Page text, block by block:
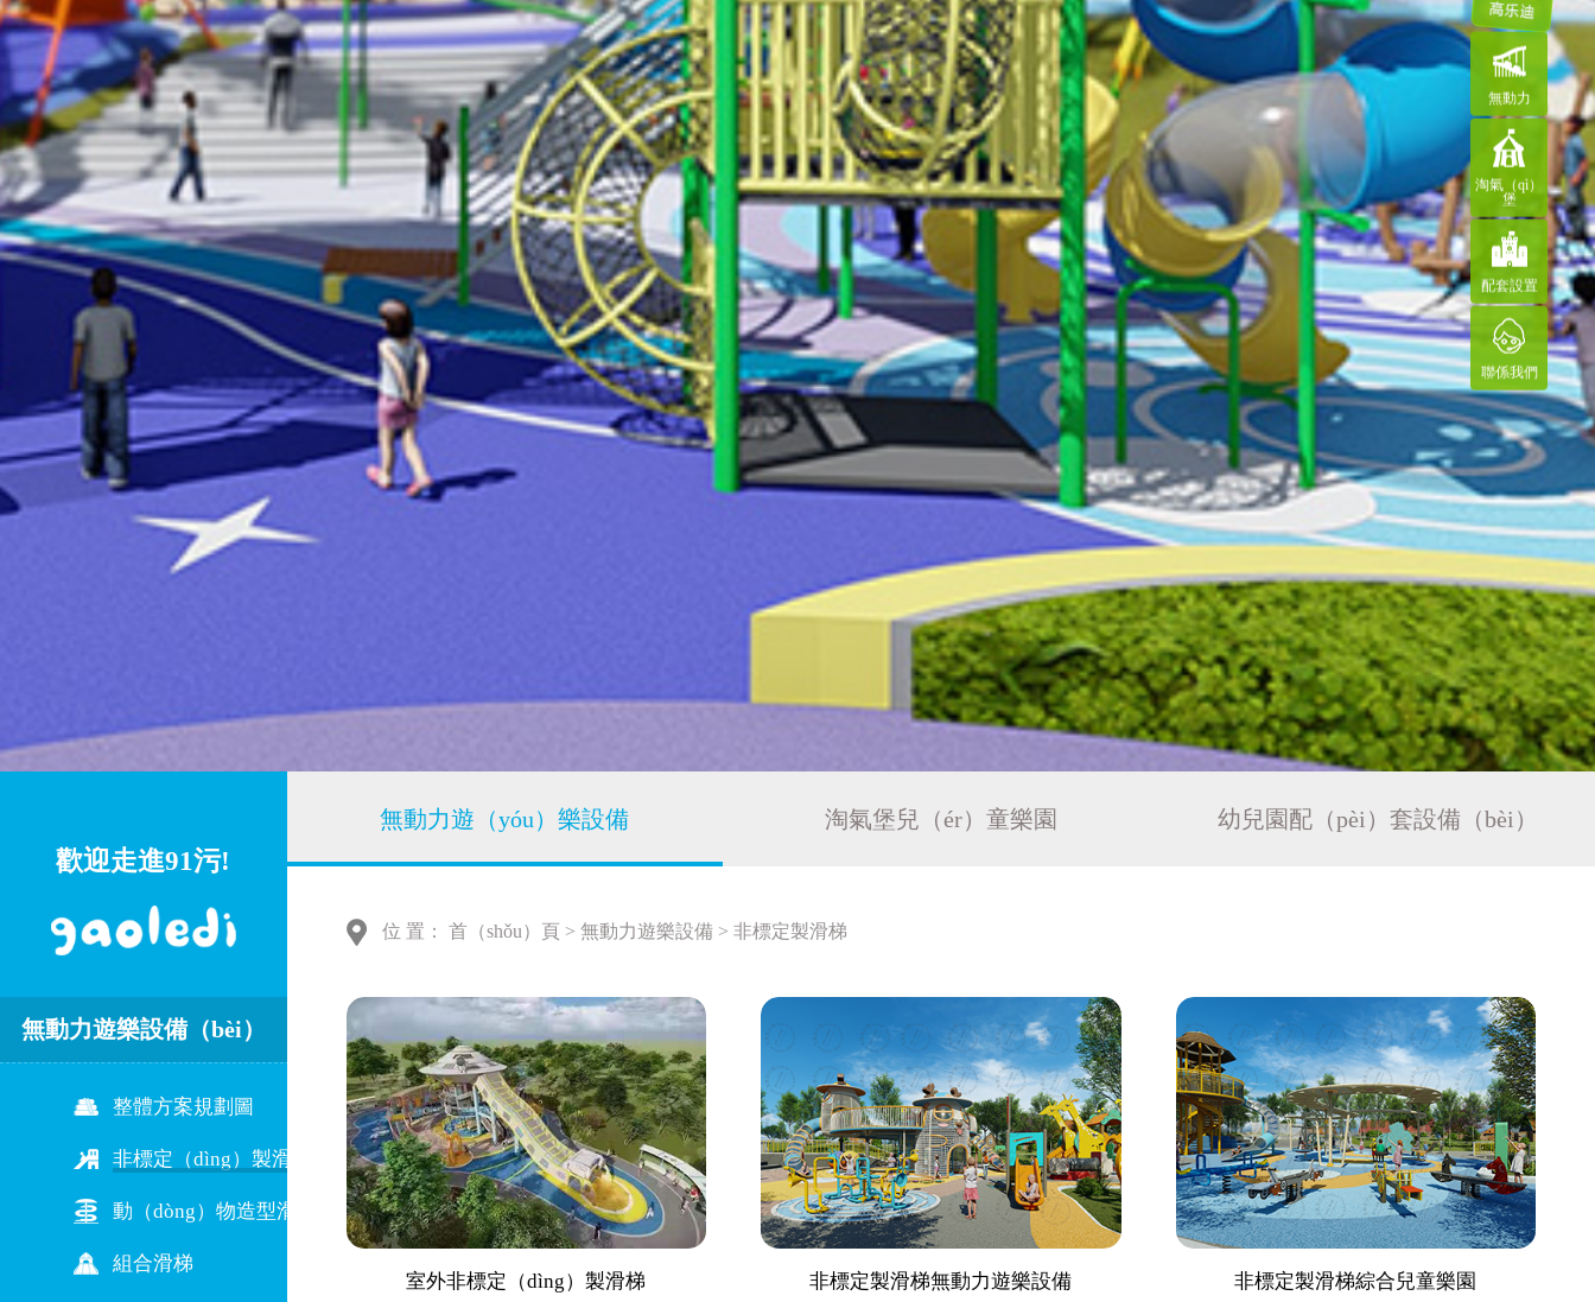
歡迎走進91污!
無動力遊樂設備（bèi）
整體方案規劃圖
非標定（dìng）製滑梯
動（dòng）物造型滑梯
組合滑梯
無動力遊（yóu）樂設備 淘氣堡兒（ér）童樂園 幼兒園配（pèi）套設備（bèi）
位 置： 首（shǒu）頁 > 無動力遊樂設備> 非標定製滑梯
室外非標定（dìng）製滑梯 非標定製滑梯無動力遊樂設備 非標定製滑梯綜合兒童樂園
無動力
淘氣（qì）
堡
配套設置
聯係我們